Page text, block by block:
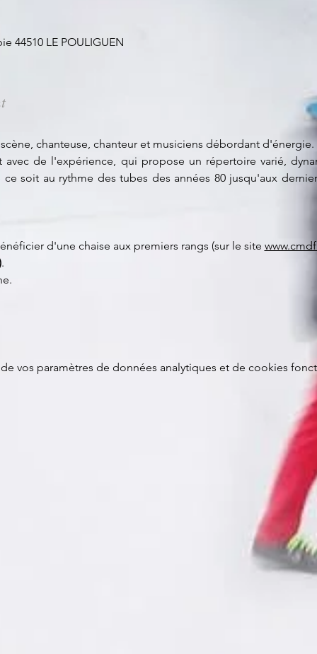
44510 LE POULIGUEN
scène, chanteuse, chanteur et musiciens débordant d'énergie.
de l'expérience, qui propose un répertoire varié,
soit au rythme des tubes des années 80 jusqu'aux
d'une chaise aux premiers rangs (sur le site
.
vos paramètres de données analytiques et de cookies